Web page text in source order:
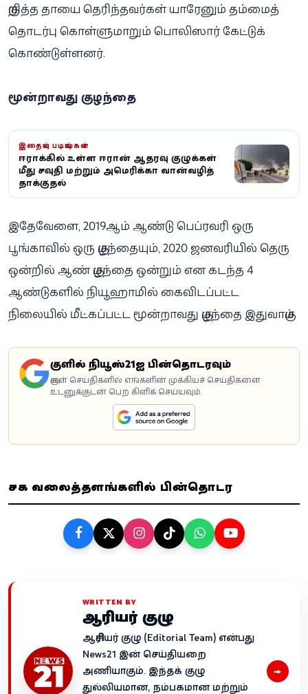
குறித்த தாயை தெரிந்தவர்கள் யாரேனும் தம்மைத்
தொடர்பு கொள்ளுமாறும் பொலிஸார் கேட்டுக்
கொண்டுள்ளனர்.
மூன்றாவது குழந்தை
இதையும் படியுங்கள்
ஈராக்கில் உள்ள ஈரான் ஆதரவு குழுக்கள்
மீது சவுதி மற்றும் அமெரிக்கா வான்வழித்
தாக்குதல்
இதேவேளை, 2019ஆம் ஆண்டு பெப்ரவரி ஒரு
பூங்காவில் ஒரு குழந்தையும், 2020 ஜனவரியில் தெரு
ஒன்றில் ஆண் குழந்தை ஒன்றும் என கடந்த 4
ஆண்டுகளில் நியூஹாமில் கைவிடப்பட்ட
நிலையில் மீட்கப்பட்ட மூன்றாவது குழந்தை இதுவாகும்.
கூகுளில் நியூஸ்21ஐ பின்தொடரவும்
கூகுள் செய்திகளில் எங்களின் முக்கியச் செய்திகளை
உடனுக்குடன் பெற கிளிக் செய்யவும்.
சமூக வலைத்தளங்களில் பின்தொடர
WRITTEN BY
ஆசிரியர் குழு
ஆசிரியர் குழு (Editorial Team) என்பது
News21 இன் செய்தியறை
அணியாகும். இந்தக் குழு
துல்லியமான, நம்பகமான மற்றும்
→